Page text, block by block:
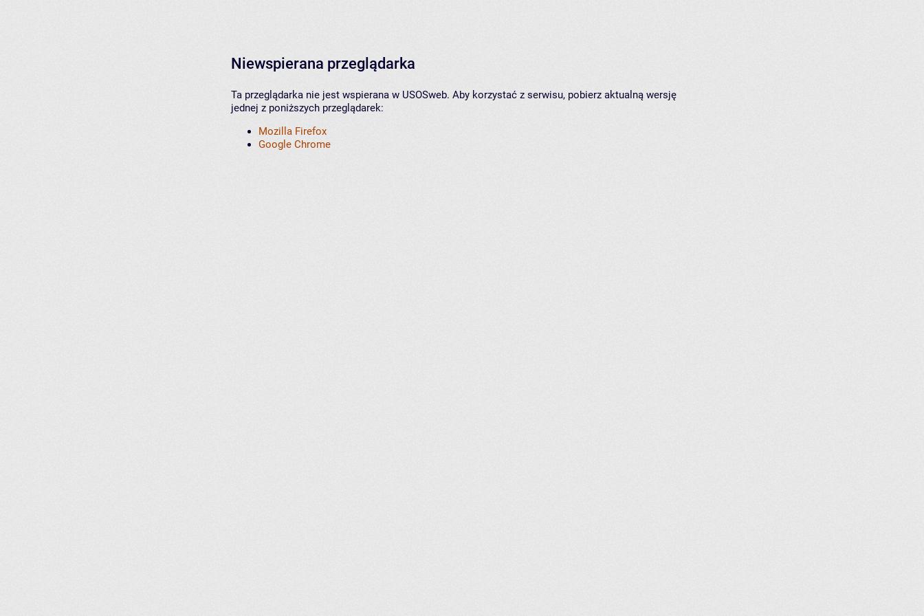
Niewspierana przeglądarka
Ta przeglądarka nie jest wspierana w USOSweb. Aby korzystać z serwisu, pobierz aktualną wersję
jednej z poniższych przeglądarek:
Mozilla Firefox
Google Chrome